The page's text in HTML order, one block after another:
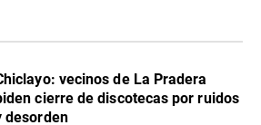
vecinos de La Pradera
cierre de discotecas por ruidos
desorden